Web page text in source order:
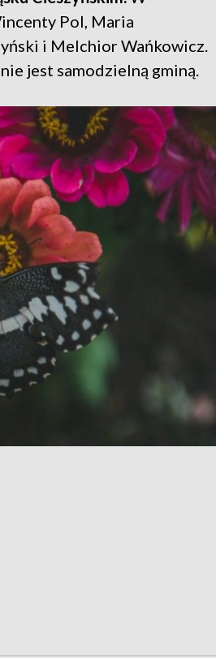
Pol, Maria
i Melchior Wańkowicz.
jest samodzielną gminą.